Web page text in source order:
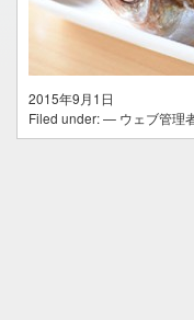
2015年9月1日
Filed under: — ウェブ管理